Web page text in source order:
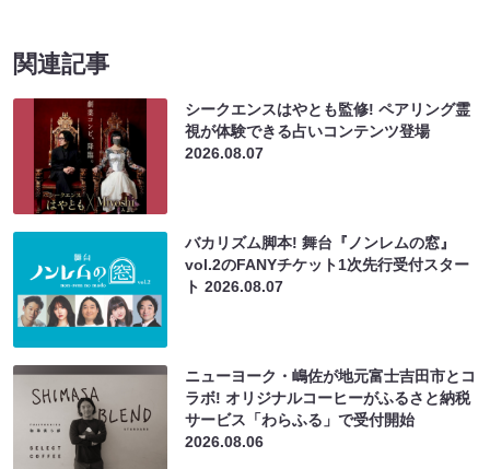
関連記事
シークエンスはやとも監修! ペアリング霊
視が体験できる占いコンテンツ登場
2026.08.07
バカリズム脚本! 舞台『ノンレムの窓』
vol.2のFANYチケット1次先行受付スター
ト2026.08.07
ニューヨーク・嶋佐が地元富士吉田市とコ
ラボ! オリジナルコーヒーがふるさと納税
サービス「わらふる」で受付開始
2026.08.06